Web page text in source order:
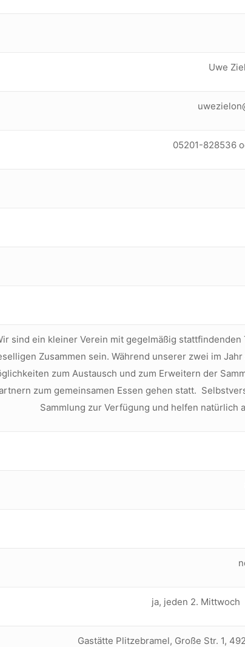
Uwe
05201-828536
sind ein kleiner Verein mit gegelmäßig
Zusammen sein. Während unserer zwei im
zum Austausch und zum Erweitern der
zum gemeinsamen Essen gehen statt.
Sammlung zur Verfügung und helfen natürlich
ja, jeden 2. Mittwoch
Gastätte Plitzebramel, Große Str. 1,